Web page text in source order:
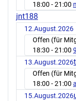
18:00 - 21:00
jnt188
12.August.2026
Offen (für
18:30 - 21:00
13.August.2026
Offen (für
18:00 - 21:00
15.August.2026